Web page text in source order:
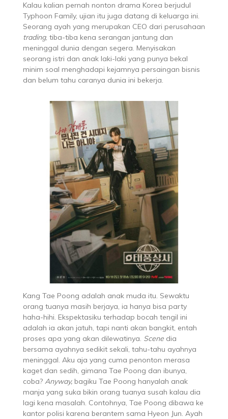
Kalau kalian pernah nonton drama Korea berjudul
Typhoon Family, ujian itu juga datang di keluarga ini.
Seorang ayah yang merupakan CEO dari perusahaan
trading, tiba-tiba kena serangan jantung dan
meninggal dunia dengan segera. Menyisakan
seorang istri dan anak laki-laki yang punya bekal
minim soal menghadapi kejamnya persaingan bisnis
dan belum tahu caranya dunia ini bekerja.
Kang Tae Poong adalah anak muda itu. Sewaktu
orang tuanya masih berjaya, ia hanya bisa party
haha-hihi. Ekspektasiku terhadap bocah tengil ini
adalah ia akan jatuh, tapi nanti akan bangkit, entah
proses apa yang akan dilewatinya. Scenedia
bersama ayahnya sedikit sekali, tahu-tahu ayahnya
meninggal. Aku aja yang cuma penonton merasa
kaget dan sedih, gimana Tae Poong dan ibunya,
coba? Anyway,bagiku Tae Poong hanyalah anak
manja yang suka bikin orang tuanya susah kalau dia
lagi kena masalah. Contohnya, Tae Poong dibawa ke
kantor polisi karena berantem sama Hyeon Jun. Ayah